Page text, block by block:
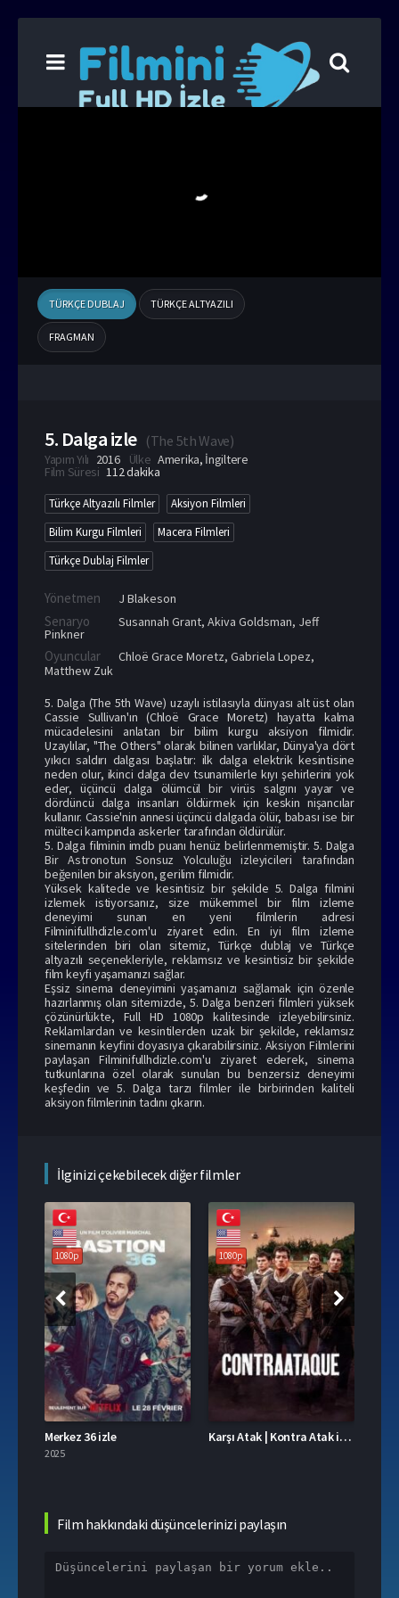
TÜRKÇE DUBLAJ TÜRKÇE ALTYAZILI
FRAGMAN
5. Dalga izle (The 5th Wave)
Yapım Yılı 2016 Ülke Amerika, İngiltere
Film Süresi 112 dakika
Türkçe Altyazılı Filmler
Aksiyon Filmleri
Bilim Kurgu Filmleri
Macera Filmleri
Türkçe Dublaj Filmler
Yönetmen J Blakeson
Senaryo Susannah Grant, Akiva Goldsman, Jeff
Pinkner
Oyuncular Chloë Grace Moretz, Gabriela Lopez,
Matthew Zuk
5. Dalga (The 5th Wave) uzaylı istilasıyla dünyası alt üst olan
Cassie Sullivan'ın (Chloë Grace Moretz) hayatta kalma
mücadelesini anlatan bir bilim kurgu aksiyon filmidir.
Uzaylılar, "The Others" olarak bilinen varlıklar, Dünya'ya dört
yıkıcı saldırı dalgası başlatır: ilk dalga elektrik kesintisine
neden olur, ikinci dalga dev tsunamilerle kıyı şehirlerini yok
eder, üçüncü dalga ölümcül bir virüs salgını yayar ve
dördüncü dalga insanları öldürmek için keskin nişancılar
kullanır. Cassie'nin annesi üçüncü dalgada ölür, babası ise bir
mülteci kampında askerler tarafından öldürülür.
5. Dalga filminin imdb puanı henüz belirlenmemiştir. 5. Dalga
Bir Astronotun Sonsuz Yolculuğu izleyicileri tarafından
beğenilen bir aksiyon, gerilim filmidir.
Yüksek kalitede ve kesintisiz bir şekilde 5. Dalga filmini
izlemek istiyorsanız, size mükemmel bir film izleme
deneyimi sunan en yeni filmlerin adresi
Filminifullhdizle.com'u ziyaret edin. En iyi film izleme
sitelerinden biri olan sitemiz, Türkçe dublaj ve Türkçe
altyazılı seçenekleriyle, reklamsız ve kesintisiz bir şekilde
film keyfi yaşamanızı sağlar.
Eşsiz sinema deneyimini yaşamanızı sağlamak için özenle
hazırlanmış olan sitemizde, 5. Dalga benzeri filmleri yüksek
çözünürlükte, Full HD 1080p kalitesinde izleyebilirsiniz.
Reklamlardan ve kesintilerden uzak bir şekilde, reklamsız
sinemanın keyfini doyasıya çıkarabilirsiniz. Aksiyon Filmlerini
paylaşan Filminifullhdizle.com'u ziyaret ederek, sinema
tutkunlarına özel olarak sunulan bu benzersiz deneyimi
keşfedin ve 5. Dalga tarzı filmler ile birbirinden kaliteli
aksiyon filmlerinin tadını çıkarın.
İlginizi çekebilecek diğer filmler
1080p
Merkez 36 izle
2025
1080p
Karşı Atak | Kontra Atak izle
Film hakkındaki düşüncelerinizi paylaşın